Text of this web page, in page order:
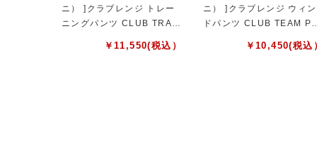
ニ） ]クラブレンジ トレー
ニングパンツ CLUB TRAI
NING PANTS ユニセック
￥ 11,550(税込）
ニ） ]クラブレンジ ウィン
ドパンツ CLUB TEAM PA
NTS ユニセックス BUT12
￥ 10,450(税込